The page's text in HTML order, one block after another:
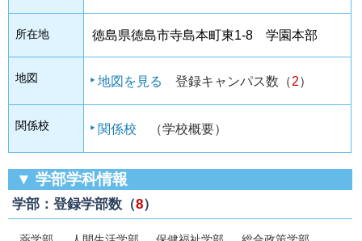
所在地 徳島県徳島市寺島本町東1-8 学園本部
地図 地図を見る 登録キャンパス数（2）
関係校 関係校 （学校概要）
▼ 学部学科情報
学部：登録学部数（8）